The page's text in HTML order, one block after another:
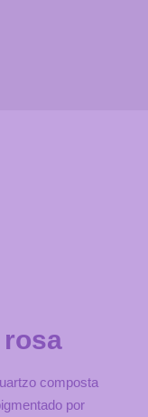
rosa
composta
por